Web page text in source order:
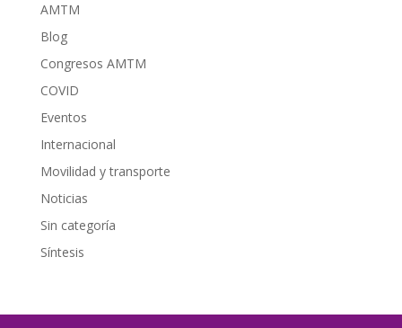
AMTM
Blog
Congresos AMTM
COVID
Eventos
Internacional
Movilidad y transporte
Noticias
Sin categoría
Síntesis